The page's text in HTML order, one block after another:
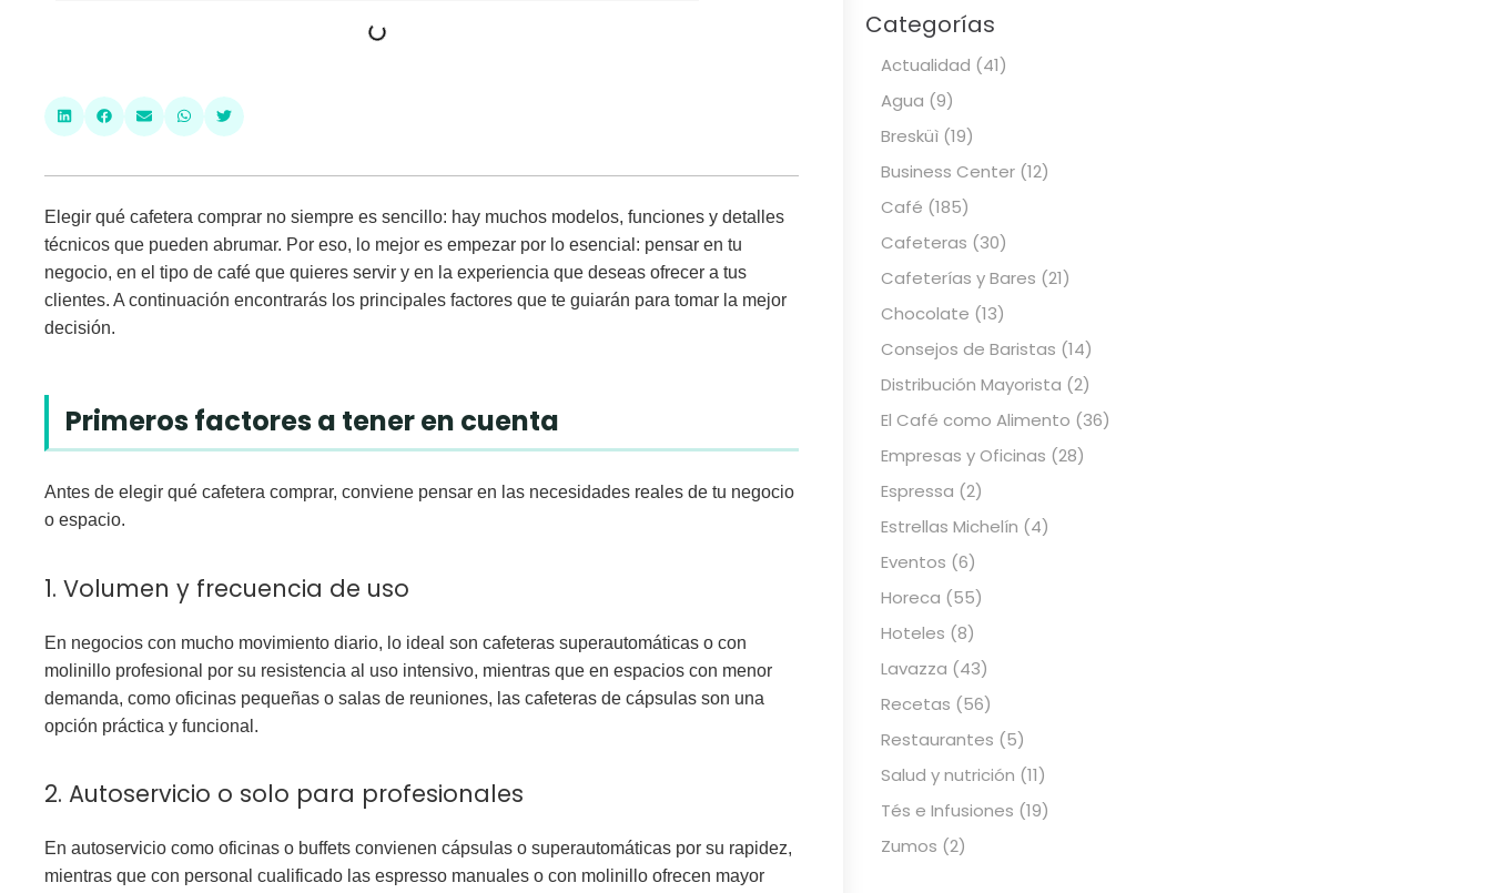
Elegir qué cafetera comprar no siempre es sencillo: hay muchos modelos, funciones y detalles
técnicos que pueden abrumar. Por eso, lo mejor es empezar por lo esencial: pensar en tu
negocio, en el tipo de café que quieres servir y en la experiencia que deseas ofrecer a tus
clientes. A continuación encontrarás los principales factores que te guiarán para tomar la mejor
decisión.
Primeros factores a tener en cuenta
Antes de elegir qué cafetera comprar, conviene pensar en las necesidades reales de tu negocio
o espacio.
1. Volumen y frecuencia de uso
En negocios con mucho movimiento diario, lo ideal son cafeteras superautomáticas o con
molinillo profesional por su resistencia al uso intensivo, mientras que en espacios con menor
demanda, como oficinas pequeñas o salas de reuniones, las cafeteras de cápsulas son una
opción práctica y funcional.
2. Autoservicio o solo para profesionales
En autoservicio como oficinas o buffets convienen cápsulas o superautomáticas por su rapidez,
mientras que con personal cualificado las espresso manuales o con molinillo ofrecen mayor
Categorías
Actualidad (41)
Agua (9)
Bresküì(19)
Business Center(12)
Café (185)
Cafeteras (30)
Cafeterías y Bares (21)
Chocolate (13)
Consejos de Baristas (14)
Distribución Mayorista (2)
El Café como Alimento (36)
Empresas y Oficinas (28)
Espressa (2)
Estrellas Michelín (4)
Eventos (6)
Horeca (55)
Hoteles (8)
Lavazza (43)
Recetas (56)
Restaurantes (5)
Salud y nutrición (11)
Tés e Infusiones (19)
Zumos (2)